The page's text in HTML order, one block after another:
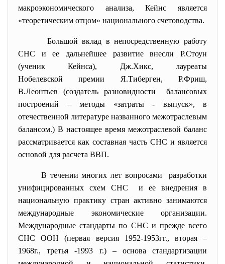
макроэкономического анализа, Кейнс является
«теоретическим отцом» национального счетоводства.
Большой вклад в непосредственную работу
СНС и ее дальнейшее развитие внесли Р.Стоун
(ученик Кейнса), Дж.Хикс, лауреаты
Нобелевской премии Я.Тиберген, Р.Фриш,
В.Леонтьев (создатель разновидности балансовых
построений – методы «затраты - выпуск», в
отечественной литературе названного межотраслевым
балансом.) В настоящее время межотраслевой баланс
рассматривается как составная часть СНС и является
основой для расчета ВВП.
В течении многих лет вопросами разработки
унифицированных схем СНС и ее внедрения в
национальную практику стран активно занимаются
международные экономические организации.
Международные стандарты по СНС и прежде всего
СНС ООН (первая версия 1952-1953гг., вторая –
1968г., третья -1993 г.) – основа стандартизации